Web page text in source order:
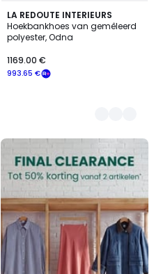
LA REDOUTE INTERIEURS
Hoekbankhoes van gemêleerd
polyester, Odna
993.65 €
1169.00 €
9
Kleuren
FINAL
CLEARANCE